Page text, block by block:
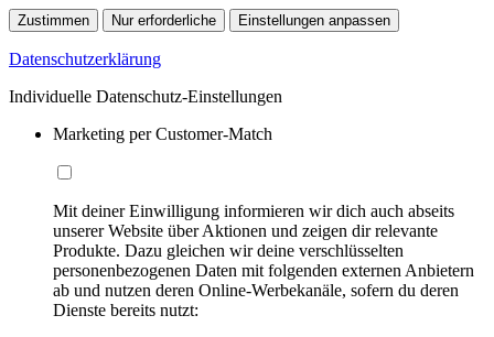
Zustimmen Nur erforderliche Einstellungen anpassen
Datenschutzerklärung
Individuelle Datenschutz-Einstellungen
Marketing per Customer-Match
Mit deiner Einwilligung informieren wir dich auch abseits
unserer Website über Aktionen und zeigen dir relevante
Produkte. Dazu gleichen wir deine verschlüsselten
personenbezogenen Daten mit folgenden externen Anbietern
ab und nutzen deren Online-Werbekanäle, sofern du deren
Dienste bereits nutzt: